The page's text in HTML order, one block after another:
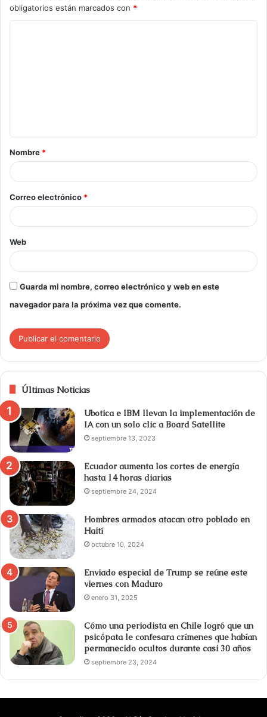
obligatorios están marcados con *
Nombre *
Correo electrónico *
Web
Guarda mi nombre, correo electrónico y web en este
navegador para la próxima vez que comente.
Últimas Noticias
Ubotica e IBM llevan la implementación de
IA con un solo clic a Board Satellite
septiembre 13, 2023
Ecuador aumenta los cortes de energía
hasta 14 horas diarias
septiembre 24, 2024
Hombres armados atacan otro poblado en
Haití
octubre 10, 2024
Enviado especial de Trump se reúne este
viernes con Maduro
enero 31, 2025
Cómo una periodista en Chile logró que un
psicópata le confesara crímenes que habían
permanecido ocultos durante casi 30 años
septiembre 23, 2024